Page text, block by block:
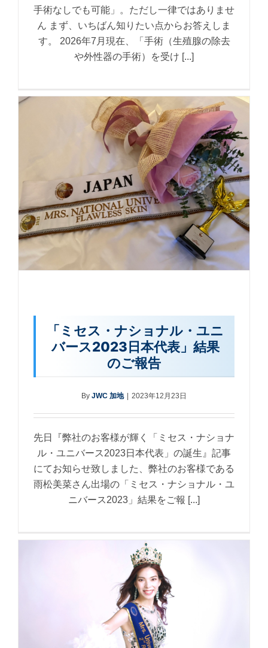
手術なしでも可能」。ただし一律ではありませ
ん まず、いちばん知りたい点からお答えしま
す。 2026年7月現在、「手術（生殖腺の除去
や外性器の手術）を受け [...]
「ミセス・ナショナル・ユニ
バース2023日本代表」結果
のご報告
By JWC 加地 2023年12月23日
先日『弊社のお客様が輝く「ミセス・ナショナ
ル・ユニバース2023日本代表」の誕生』記事
にてお知らせ致しました、弊社のお客様である
雨松美菜さん出場の「ミセス・ナショナル・ユ
ニバース2023」結果をご報 [...]